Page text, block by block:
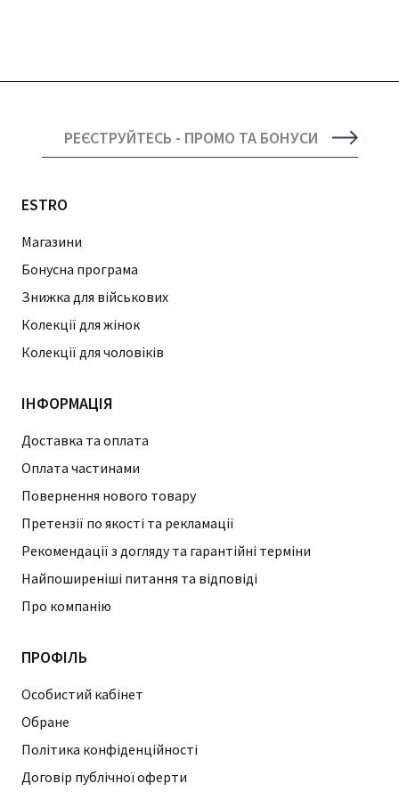
РЕЄСТРУЙТЕСЬ - ПРОМО ТА БОНУСИ
ESTRO
Магазини
Бонусна програма
Знижка для військових
Колекції для жінок
Колекції для чоловіків
ІНФОРМАЦІЯ
Доставка та оплата
Оплата частинами
Повернення нового товару
Претензії по якості та рекламації
Рекомендації з догляду та гарантійні терміни
Найпоширеніші питання та відповіді
Про компанію
ПРОФІЛЬ
Особистий кабінет
Обране
Політика конфіденційності
Договір публічної оферти